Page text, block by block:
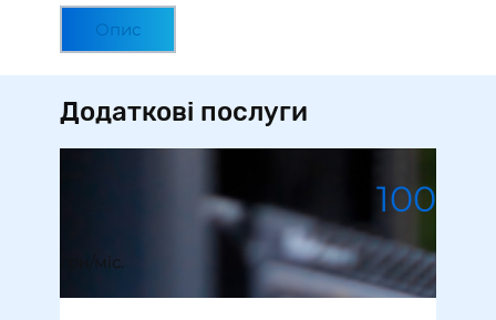
Опис
Додаткові послуги
100
грн/мiс.